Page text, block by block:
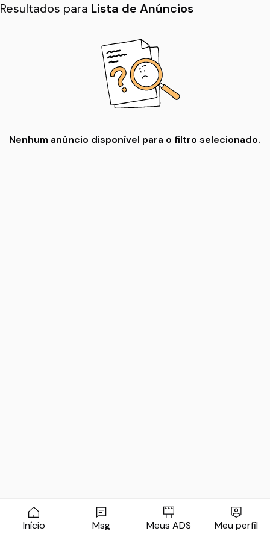
Resultados para Lista de Anúncios
Nenhum anúncio disponível para o filtro selecionado.
Início Msg Meus ADS Meu perfil